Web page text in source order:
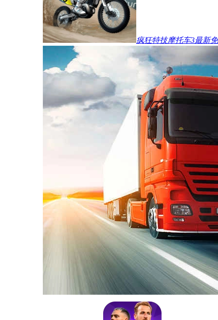
疯狂特技摩托车3最新